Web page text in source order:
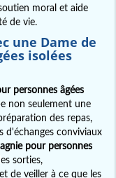
moral et aide
de vie.
une Dame de
isolées
personnes âgées
non seulement une
des repas,
d'échanges conviviaux
pour personnes
sorties,
de veiller à ce que les